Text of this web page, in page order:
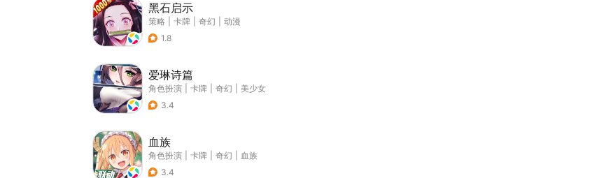
黑石启示
策略 卡牌 奇幻
动漫
1.8
爱琳诗篇
角色扮演 卡牌 奇幻
美少女
3.4
血族
角色扮演 卡牌 奇幻
血族
3.4